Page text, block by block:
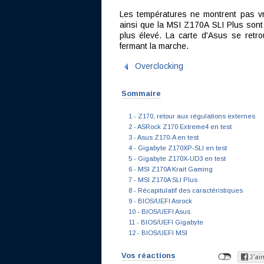
Les températures ne montrent pas
ainsi que la MSI Z170A SLI Plus
plus élevé. La carte d'Asus se
fermant la marche.
Overclocking
Sommaire
1 - Z170, retour aux régulations externes
2 - ASRock Z170 Extreme4 en test
3 - Asus Z170-A en test
4 - Gigabyte Z170XP-SLI en test
5 - Gigabyte Z170X-UD3 en test
6 - MSI Z170A Krait Gaming
7 - MSI Z170A SLI Plus
8 - Récapitulatif des caractéristiques
9 - BIOS/UEFI Asrock
10 - BIOS/UEFI Asus
11 - BIOS/UEFI Gigabyte
12 - BIOS/UEFI MSI
Vos réactions